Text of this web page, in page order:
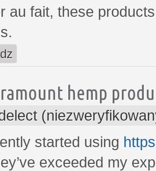
au fait, these
hemp
started using
exceeded my